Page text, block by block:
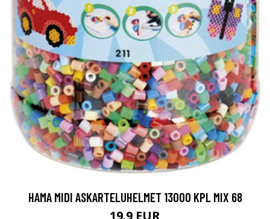
HAMA MIDI ASKARTELUHELMET 13000 KPL MIX 68
19.9 EUR